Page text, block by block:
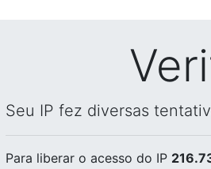
Seu IP fez diversas
Para liberar o acesso do IP